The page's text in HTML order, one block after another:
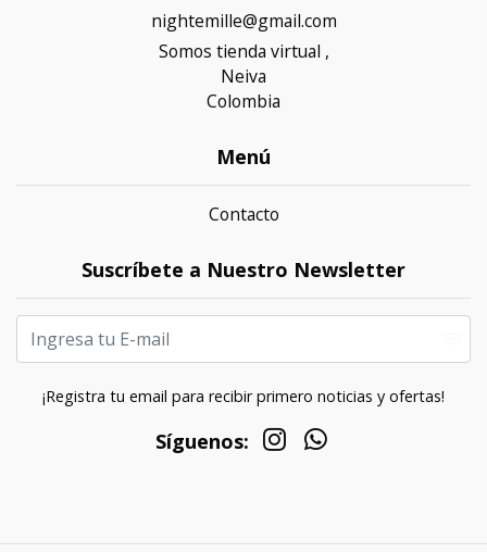
nightemille@gmail.com
Somos tienda virtual ,
Neiva
Colombia
Menú
Contacto
Suscríbete a Nuestro Newsletter
¡Registra tu email para recibir primero noticias y ofertas!
Síguenos: